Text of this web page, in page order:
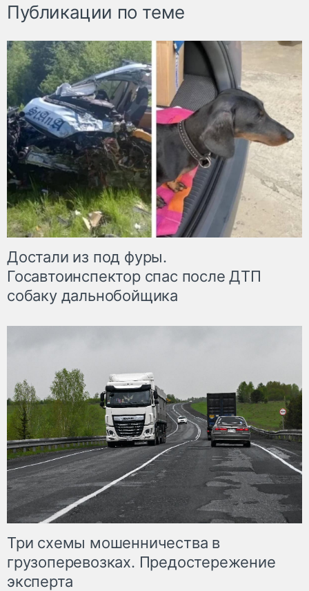
Публикации по теме
Достали из под фуры.
Госавтоинспектор спас после ДТП
собаку дальнобойщика
Три схемы мошенничества в
грузоперевозках. Предостережение
эксперта